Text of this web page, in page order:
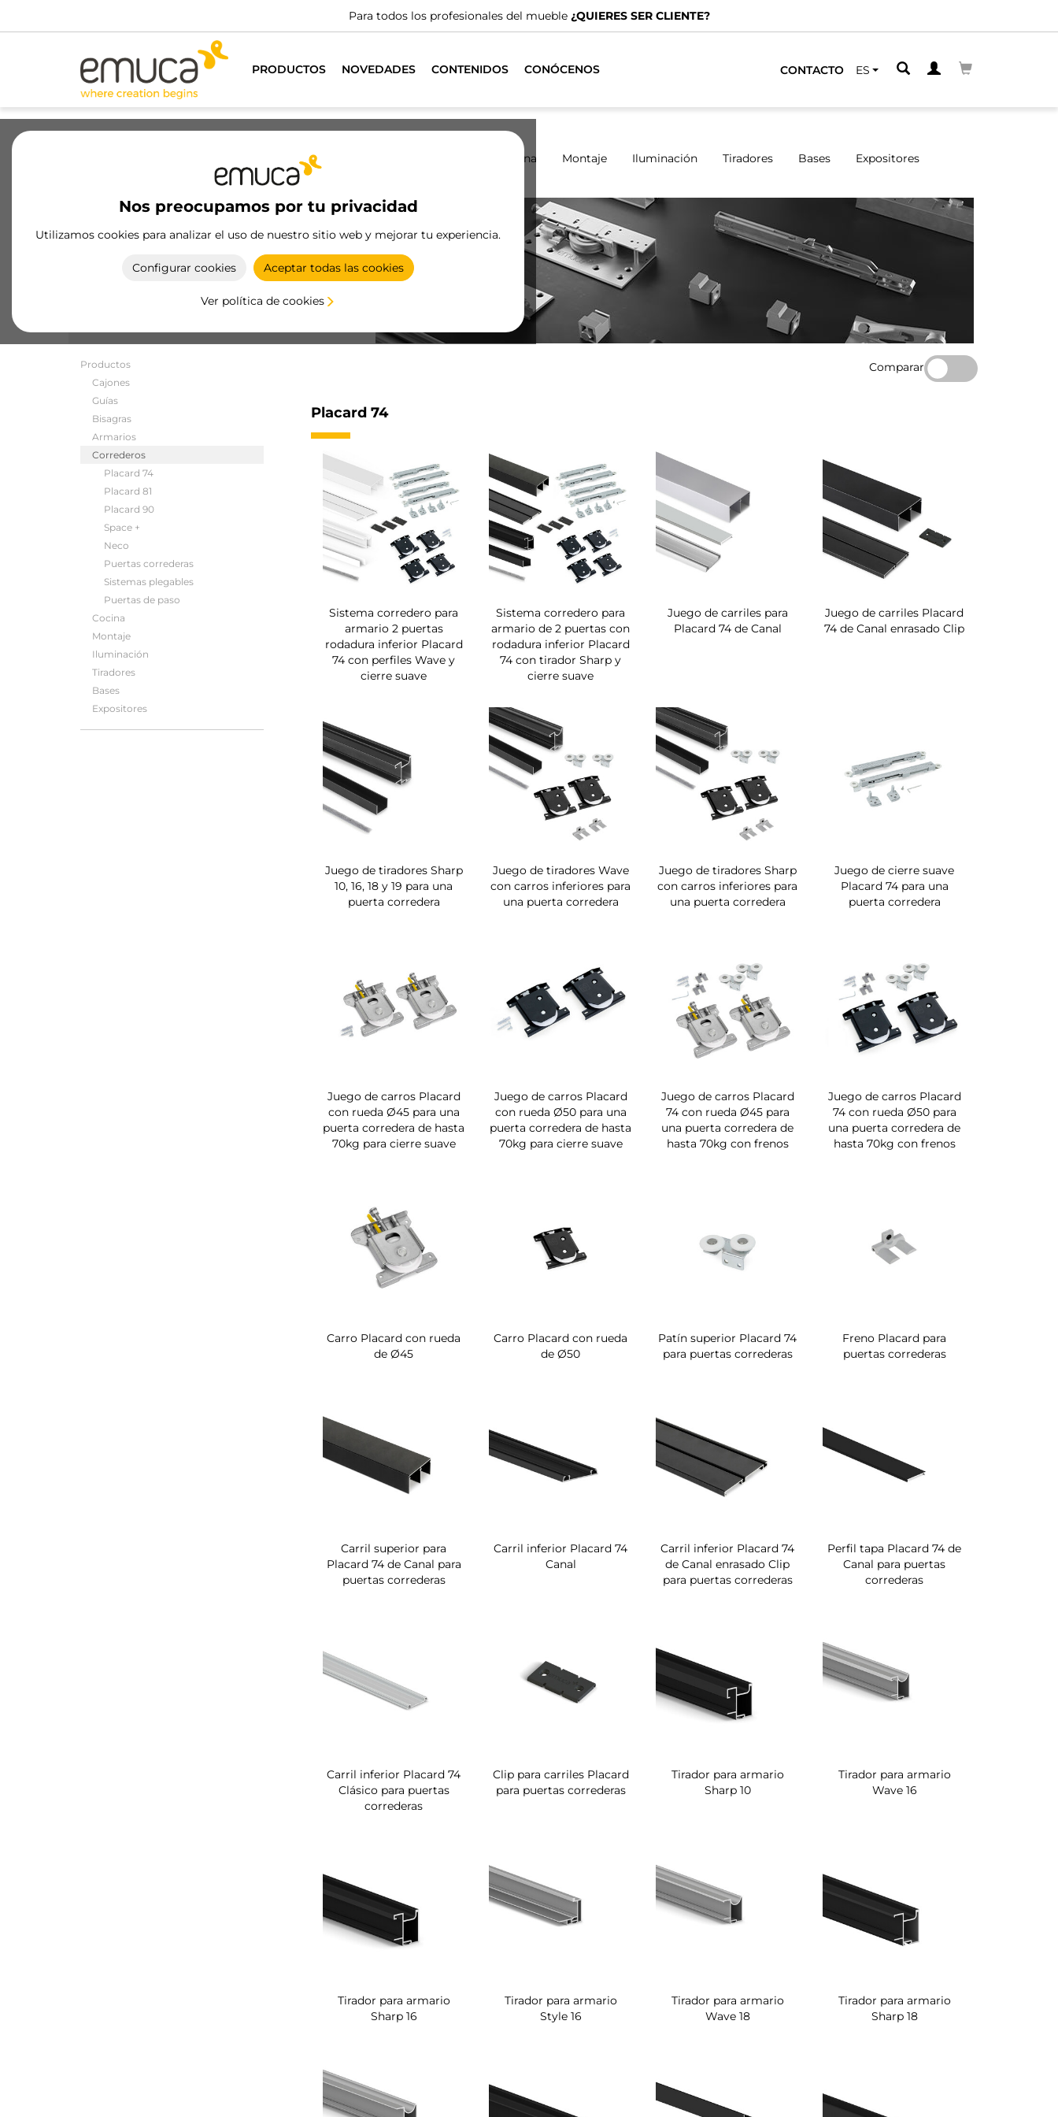
Disponemos de distribuidores especializados.ENCUENTRA EL MÁS CERCANO
PRODUCTOS NOVEDADES CONTENIDOS CONÓCENOS CONTACTO ES
Nos preocupamos por tu privacidad
Utilizamos cookies para analizar el uso de nuestro sitio web y mejorar tu experiencia.
Configurar cookies Aceptar todas las cookies
Ver política de cookies
Bisagras Cocina Montaje Iluminación Tiradores Bases Expositores
Correderos
Sistemas de puertas correderas de Emuca, ideales
para optimizar espacio en muebles. Alta calidad en
Productos
Cajones
Guías
Bisagras
Armarios
Correderos
Placard 74
Placard 81
Placard 90
Space +
Neco
Puertas correderas
Sistemas plegables
Puertas de paso
Cocina
Montaje
Iluminación
Tiradores
Bases
Expositores
Comparar
Placard 74
Sistema corredero para
armario 2 puertas
rodadura inferior Placard
74 con perfiles Wave y
cierre suave
Sistema corredero para
armario de 2 puertas con
rodadura inferior Placard
74 con tirador Sharp y
cierre suave
Juego de carriles para
Placard 74 de Canal
Juego de carriles Placard
74 de Canal enrasado Clip
Juego de tiradores Sharp
10, 16, 18 y 19 para una
puerta corredera
Juego de tiradores Wave
con carros inferiores para
una puerta corredera
Juego de tiradores Sharp
con carros inferiores para
una puerta corredera
Juego de cierre suave
Placard 74 para una
puerta corredera
Juego de carros Placard
con rueda Ø45 para una
puerta corredera de hasta
70kg para cierre suave
Juego de carros Placard
con rueda Ø50 para una
puerta corredera de hasta
70kg para cierre suave
Juego de carros Placard
74 con rueda Ø45 para
una puerta corredera de
hasta 70kg con frenos
Juego de carros Placard
74 con rueda Ø50 para
una puerta corredera de
hasta 70kg con frenos
Carro Placard con rueda
de Ø45
Carro Placard con rueda
de Ø50
Patín superior Placard 74
para puertas correderas
Freno Placard para
puertas correderas
Carril superior para
Placard 74 de Canal para
puertas correderas
Carril inferior Placard 74
Canal
Carril inferior Placard 74
de Canal enrasado Clip
para puertas correderas
Perfil tapa Placard 74 de
Canal para puertas
correderas
Carril inferior Placard 74
Clásico para puertas
correderas
Clip para carriles Placard
para puertas correderas
Tirador para armario
Sharp 10
Tirador para armario
Wave 16
Tirador para armario
Sharp 16
Tirador para armario
Style 16
Tirador para armario
Wave 18
Tirador para armario
Sharp 18